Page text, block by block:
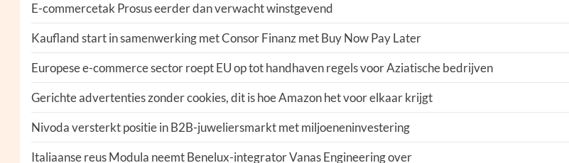
E-commercetak Prosus eerder dan verwacht winstgevend
Kaufland start in samenwerking met Consor Finanz met Buy Now Pay Later
Europese e-commerce sector roept EU op tot handhaven regels voor Aziatische bedrijven
Gerichte advertenties zonder cookies, dit is hoe Amazon het voor elkaar krijgt
Nivoda versterkt positie in B2B-juweliersmarkt met miljoeneninvestering
Italiaanse reus Modula neemt Benelux-integrator Vanas Engineering over